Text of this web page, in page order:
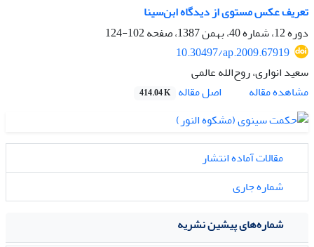
تعریف عکس مستوی از دیدگاه ابن‌سینا
دوره 12، شماره 40، بهمن 1387، صفحه
102-124
10.30497/ap.2009.67919
سعید انواری، روح‌الله عالمی
مشاهده مقاله
اصل مقاله 414.04 K
مقالات آماده انتشار
شماره جاری
شماره‌های پیشین نشریه